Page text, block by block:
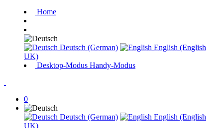
Home
Deutsch (German)
English (English
UK)
Desktop-Modus Handy-Modus
0
Deutsch (German)
English (English
UK)